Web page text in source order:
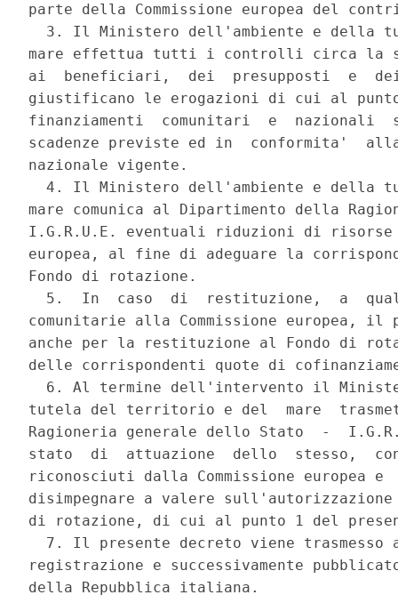
parte della Commissione europea del
3. Il Ministero dell'ambiente e della
mare effettua tutti i controlli circa la
ai  beneficiari,  dei  presupposti  e
giustificano le erogazioni di cui al
finanziamenti  comunitari  e
scadenze previste ed in  conformita'
nazionale vigente.
4. Il Ministero dell'ambiente e della
mare comunica al Dipartimento della
I.G.R.U.E. eventuali riduzioni di risorse
europea, al fine di adeguare la
Fondo di rotazione.
5.  In  caso  di  restituzione,  a
comunitarie alla Commissione europea,
anche per la restituzione al Fondo di
delle corrispondenti quote di
6. Al termine dell'intervento il
tutela del territorio e del  mare
Ragioneria generale dello Stato  -
stato  di  attuazione  dello  stesso,
riconosciuti dalla Commissione europea
disimpegnare a valere
di rotazione, di cui al punto 1 del
7. Il presente decreto viene trasmesso
registrazione e successivamente
della Repubblica italiana.